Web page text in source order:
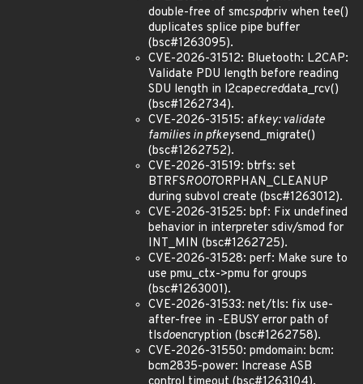
double-free of smcspdpriv when tee()
duplicates splice pipe buffer
(bsc#1263095).
CVE-2026-31512: Bluetooth: L2CAP:
Validate PDU length before reading
SDU length in l2capecreddata_rcv()
(bsc#1262734).
CVE-2026-31515: afkey: validate
families in pfkeysend_migrate()
(bsc#1262752).
CVE-2026-31519: btrfs: set
BTRFSROOTORPHAN_CLEANUP
during subvol create (bsc#1263012).
CVE-2026-31525: bpf: Fix undefined
behavior in interpreter sdiv/smod for
INT_MIN (bsc#1262725).
CVE-2026-31528: perf: Make sure to
use pmu_ctx->pmu for groups
(bsc#1263001).
CVE-2026-31533: net/tls: fix use-
after-free in -EBUSY error path of
tlsdoencryption (bsc#1262758).
CVE-2026-31550: pmdomain: bcm:
bcm2835-power: Increase ASB